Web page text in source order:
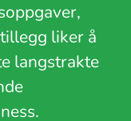
liker å
langstrakte